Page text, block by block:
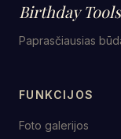
Birthday Tools
Paprasčiausias
FUNKCIJOS
Foto galerijos